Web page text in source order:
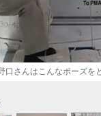
口さんはこんなポーズ